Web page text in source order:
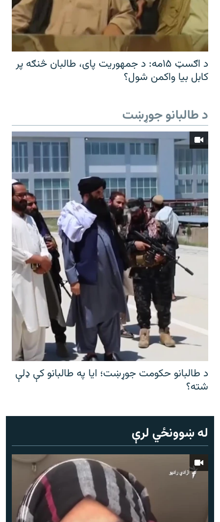
د اګسټ ۱۵مه: د جمهوریت پای، طالبان څنګه پر
کابل بیا واکمن شول؟
د طالبانو جوړښت
د طالبانو حکومت جوړښت؛ ایا په طالبانو کې ډلې
شته؟
له ښوونځي لرې